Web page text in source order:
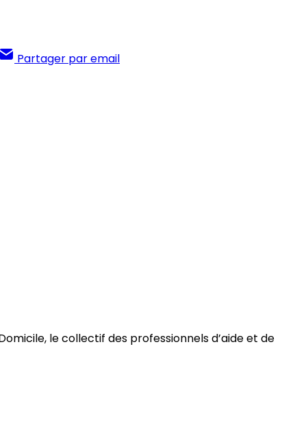
Partager par email
le collectif des professionnels d’aide et de